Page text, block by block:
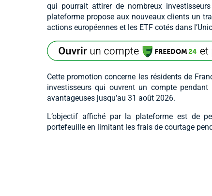
qui pourrait attirer de nombreux
plateforme propose aux nouveaux clients un
actions européennes et les ETF cotés dans
Cette promotion concerne les résidents de
investisseurs qui ouvrent un compte
avantageuses jusqu’au 31 août 2026.
L’objectif affiché par la plateforme est de
portefeuille en limitant les frais de courtage